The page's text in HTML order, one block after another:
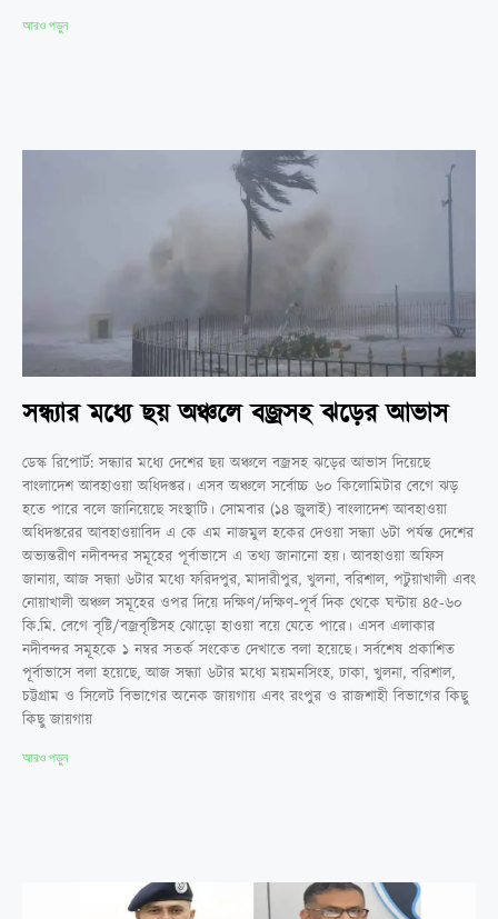
আরও পড়ুন
সন্ধ্যার মধ্যে ছয় অঞ্চলে বজ্রসহ ঝড়ের আভাস
ডেস্ক রিপোর্ট: সন্ধ্যার মধ্যে দেশের ছয় অঞ্চলে বজ্রসহ ঝড়ের আভাস দিয়েছে
বাংলাদেশ আবহাওয়া অধিদপ্তর। এসব অঞ্চলে সর্বোচ্চ ৬০ কিলোমিটার বেগে ঝড়
হতে পারে বলে জানিয়েছে সংস্থাটি। সোমবার (১৪ জুলাই) বাংলাদেশ আবহাওয়া
অধিদপ্তরের আবহাওয়াবিদ এ কে এম নাজমুল হকের দেওয়া সন্ধ্যা ৬টা পর্যন্ত দেশের
অভ্যন্তরীণ নদীবন্দর সমূহের পূর্বাভাসে এ তথ্য জানানো হয়। আবহাওয়া অফিস
জানায়, আজ সন্ধ্যা ৬টার মধ্যে ফরিদপুর, মাদারীপুর, খুলনা, বরিশাল, পটুয়াখালী এবং
নোয়াখালী অঞ্চল সমূহের ওপর দিয়ে দক্ষিণ/দক্ষিণ-পূর্ব দিক থেকে ঘন্টায় ৪৫-৬০
কি.মি. বেগে বৃষ্টি/বজ্রবৃষ্টিসহ ঝোড়ো হাওয়া বয়ে যেতে পারে। এসব এলাকার
নদীবন্দর সমূহকে ১ নম্বর সতর্ক সংকেত দেখাতে বলা হয়েছে। সর্বশেষ প্রকাশিত
পূর্বাভাসে বলা হয়েছে, আজ সন্ধ্যা ৬টার মধ্যে ময়মনসিংহ, ঢাকা, খুলনা, বরিশাল,
চট্টগ্রাম ও সিলেট বিভাগের অনেক জায়গায় এবং রংপুর ও রাজশাহী বিভাগের কিছু
কিছু জায়গায়
আরও পড়ুন